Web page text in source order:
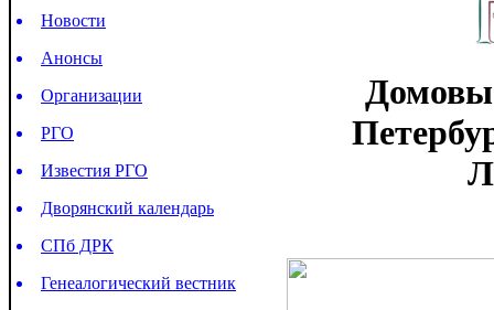
Новости
Анонсы
Организации
РГО
Известия РГО
Дворянский календарь
СПб ДРК
Генеалогический вестник